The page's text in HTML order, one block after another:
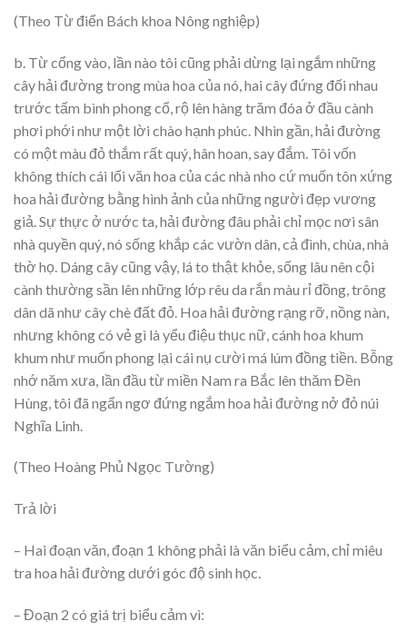
(Theo Từ điển Bách khoa Nông nghiệp)
b. Từ cổng vào, lần nào tôi cũng phải dừng lại ngắm những
cây hải đường trong mùa hoa của nó, hai cây đứng đối nhau
trước tấm bình phong cổ, rộ lên hàng trăm đóa ở đầu cành
phơi phới như một lời chào hạnh phúc. Nhìn gần, hải đường
có một màu đỏ thắm rất quý, hân hoan, say đắm. Tôi vốn
không thích cái lối văn hoa của các nhà nho cứ muốn tôn xứng
hoa hải đường bằng hình ảnh của những người đẹp vương
giả. Sự thực ở nước ta, hải đường đâu phải chỉ mọc nơi sân
nhà quyền quý, nó sống khắp các vườn dân, cả đình, chùa, nhà
thờ họ. Dáng cây cũng vậy, lá to thật khỏe, sống lâu nên cội
cành thường sần lên những lớp rêu da rắn màu rỉ đồng, trông
dân dã như cây chè đất đỏ. Hoa hải đường rạng rỡ, nồng nàn,
nhưng không có vẻ gì là yểu điệu thục nữ, cánh hoa khum
khum như muốn phong lại cái nụ cười má lúm đồng tiền. Bỗng
nhớ năm xưa, lần đầu từ miền Nam ra Bắc lên thăm Đền
Hùng, tôi đã ngẩn ngơ đứng ngắm hoa hải đường nở đỏ núi
Nghĩa Linh.
(Theo Hoàng Phủ Ngọc Tường)
Trả lời
– Hai đoạn văn, đoạn 1 không phải là văn biểu cảm, chỉ miêu
tra hoa hải đường dưới góc độ sinh học.
– Đoạn 2 có giá trị biểu cảm vì: